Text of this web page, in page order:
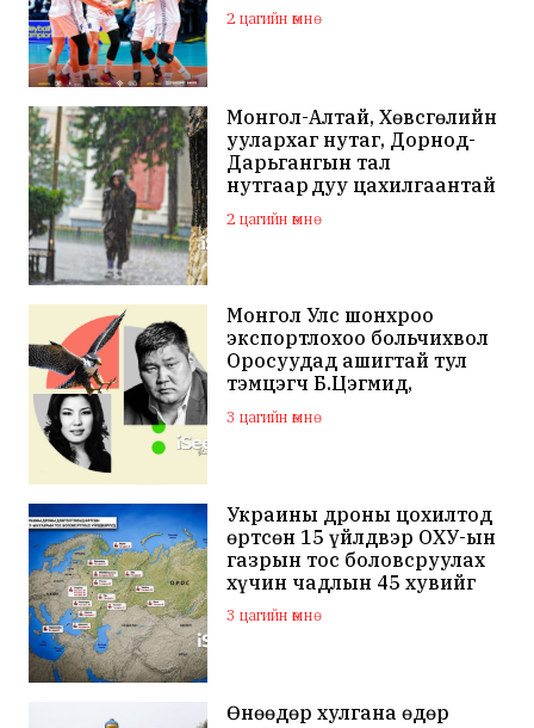
2 цагийн өмнө
Монгол-Алтай, Хөвсгөлийн
уулархаг нутаг, Дорнод-
Дарьгангын тал
нутгаар дуу цахилгаантай
аадар бороо орно
2 цагийн өмнө
Монгол Улс шонхроо
экспортлохоо больчихвол
Оросуудад ашигтай тул
тэмцэгч Б.Цэгмид,
Н.Эрдэнэ зэрэг хүмүүсийг
санхүүжүүлдэг байж
3 цагийн өмнө
Украины дроны цохилтод
өртсөн 15 үйлдвэр ОХУ-ын
газрын тос боловсруулах
хүчин чадлын 45 хувийг
бүрдүүлдэг байжээ
3 цагийн өмнө
Өнөөдөр хулгана өдөр